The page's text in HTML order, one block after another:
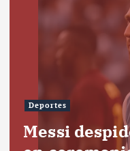
Deportes
Messi